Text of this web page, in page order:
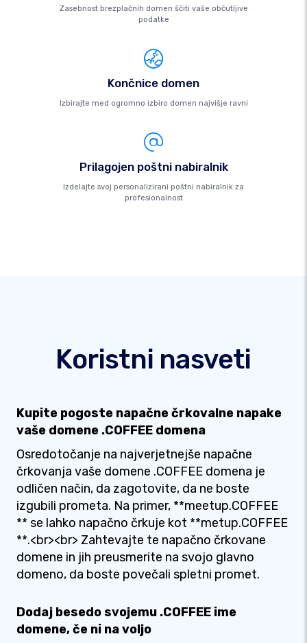
Zasebnost brezplačnih domen ščiti vaše občutljive
podatke
Končnice domen
Izbirajte med ogromno izbiro domen najvišje ravni
Prilagojen poštni nabiralnik
Izdelajte svoj personalizirani poštni nabiralnik za
profesionalnost
Koristni nasveti
Kupite pogoste napačne črkovalne napake
vaše domene .COFFEE domena
Osredotočanje na najverjetnejše napačne
črkovanja vaše domene .COFFEE domena je
odličen način, da zagotovite, da ne boste
izgubili prometa. Na primer, **meetup.COFFEE
** se lahko napačno črkuje kot **metup.COFFEE
**.<br><br> Zahtevajte te napačno črkovane
domene in jih preusmerite na svojo glavno
domeno, da boste povečali spletni promet.
Dodaj besedo svojemu .COFFEE ime
domene, če ni na voljo